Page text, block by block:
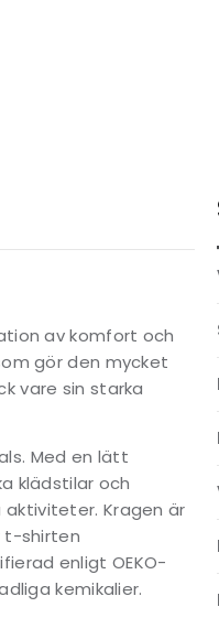
av komfort och
gör den mycket
vare sin starka
Med en lätt
klädstilar och
Kragen är
t-shirten
enligt OEKO-
kemikalier.